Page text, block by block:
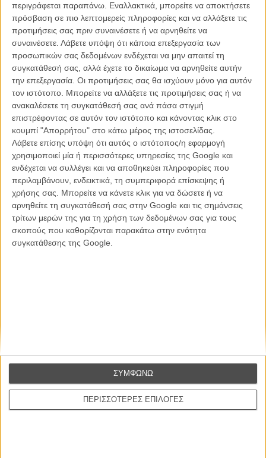
περιγράφεται παραπάνω. Εναλλακτικά, μπορείτε να αποκτήσετε
πρόσβαση σε πιο λεπτομερείς πληροφορίες και να αλλάξετε τις
προτιμήσεις σας πριν συναινέσετε ή να αρνηθείτε να
συναινέσετε. Λάβετε υπόψη ότι κάποια επεξεργασία των
προσωπικών σας δεδομένων ενδέχεται να μην απαιτεί τη
συγκατάθεσή σας, αλλά έχετε το δικαίωμα να αρνηθείτε αυτήν
την επεξεργασία. Οι προτιμήσεις σας θα ισχύουν μόνο για αυτόν
τον ιστότοπο. Μπορείτε να αλλάξετε τις προτιμήσεις σας ή να
ανακαλέσετε τη συγκατάθεσή σας ανά πάσα στιγμή
επιστρέφοντας σε αυτόν τον ιστότοπο και κάνοντας κλικ στο
κουμπί "Απορρήτου" στο κάτω μέρος της ιστοσελίδας.
Λάβετε επίσης υπόψη ότι αυτός ο ιστότοπος/η εφαρμογή
χρησιμοποιεί μία ή περισσότερες υπηρεσίες της Google και
ενδέχεται να συλλέγει και να αποθηκεύει πληροφορίες που
περιλαμβάνουν, ενδεικτικά, τη συμπεριφορά επίσκεψης ή
χρήσης σας. Μπορείτε να κάνετε κλικ για να δώσετε ή να
αρνηθείτε τη συγκατάθεσή σας στην Google και τις σημάνσεις
τρίτων μερών της για τη χρήση των δεδομένων σας για τους
σκοπούς που καθορίζονται παρακάτω στην ενότητα
συγκατάθεσης της Google.
ΠΕΡΙΣΣΟΤΕΡΕΣ ΕΠΙΛΟΓΕΣ
ΣΥΜΦΩΝΩ
Βιμ Βέντερς
Συνέντευξη
Η επιτυχία είναι υπερτιμημένη. Δεν σε κάνει
καλύτερο, δεν σε πάει πουθενά η επιτυχία. Είναι
απλώς ένα ωραίο, ανεβαστικό, επιφανειακό
συναίσθημα.»
CONNECT
Εγγράψου στο εβδομαδιαίο newsletter μας.
Θέλω να λαμβάνω τα newsletter σας.